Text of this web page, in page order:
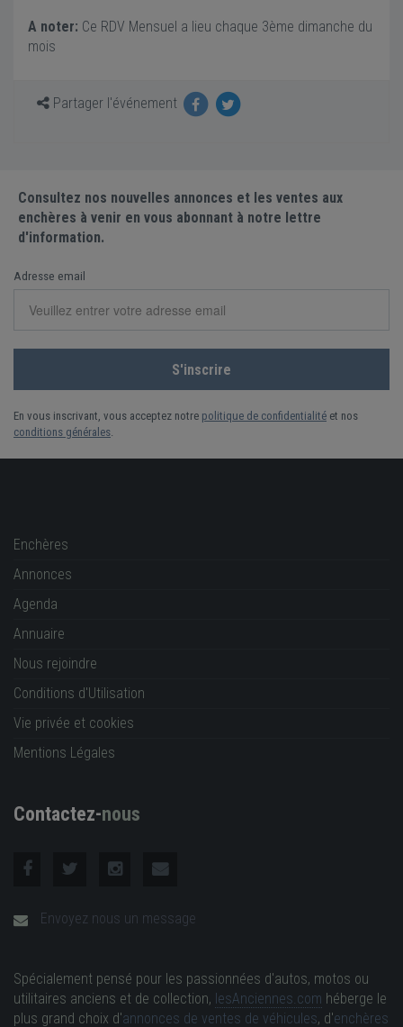
A noter: Ce RDV Mensuel a lieu chaque 3ème dimanche du
mois
Partager l'événement
Consultez nos nouvelles annonces et les ventes aux
enchères à venir en vous abonnant à notre lettre
d'information.
Adresse email
En vous inscrivant, vous acceptez notre politique de confidentialité et nos
conditions générales.
Enchères
Annonces
Agenda
Annuaire
Nous rejoindre
Conditions d'Utilisation
Vie privée et cookies
Mentions Légales
Contactez-nous
Envoyez nous un message
Spécialement pensé pour les passionnées d'autos, motos ou
utilitaires anciens et de collection, lesAnciennes.com héberge le
plus grand choix d'annonces de ventes de véhicules, d'enchères